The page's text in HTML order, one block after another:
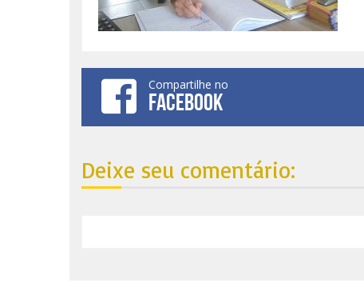
Compartilhe no
FACEBOOK
Deixe seu comentário: